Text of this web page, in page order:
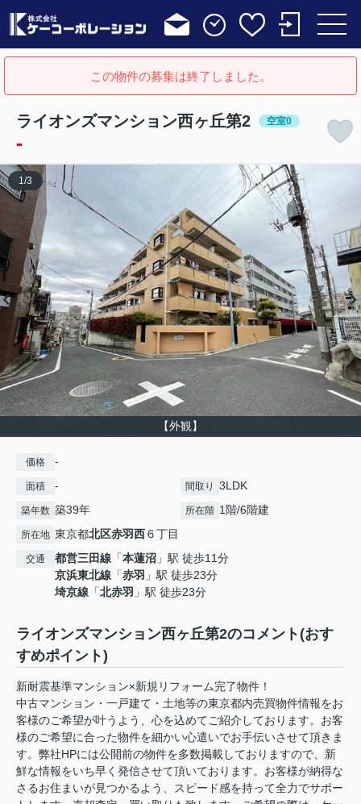
この物件の募集は終了しました。
ライオンズマンション西ヶ丘第2 空室0
-
【外観】
1 /3
価格 -
面積 - 間取り 3LDK
築年数 築39年 所在階 1階/6階建
所在地 東京都北区赤羽西６丁目
交通 都営三田線 「本蓮沼 」駅 徒歩11分
京浜東北線 「赤羽 」駅 徒歩23分
埼京線 「北赤羽 」駅 徒歩23分
ライオンズマンション西ヶ丘第2のコメント(おす
すめポイント)
新耐震基準マンション×新規リフォーム完了物件！
中古マンション・一戸建て・土地等の東京都内売買物件情報をお
客様のご希望が叶うよう、心を込めてご紹介しております。お客
様のご希望に合った物件を細かい心遣いでお手伝いさせて頂きま
す。弊社HPには公開前の物件を多数掲載しておりますので、新
鮮な情報をいち早く発信させて頂いております。お客様が納得な
さるお住まいが見つかるよう、スピード感を持って全力でサポー